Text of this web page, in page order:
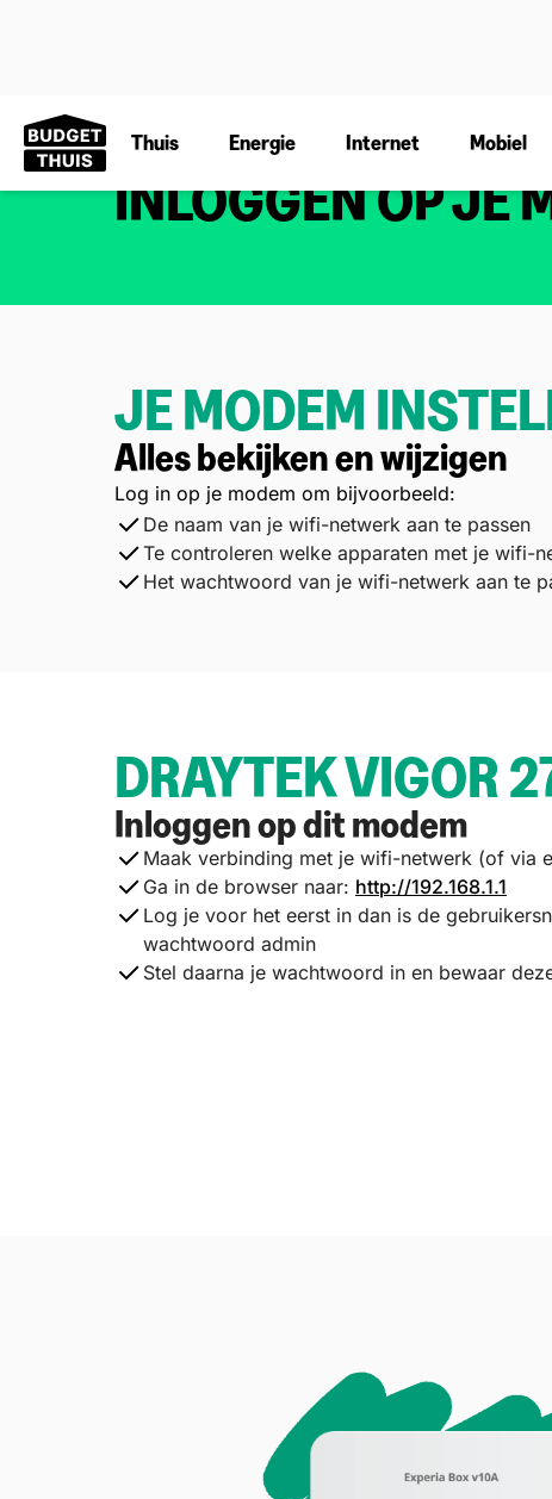
Thuis Energie Internet Mobiel
INLOGGEN OP JE
JE MODEM
Alles bekijken en wijzigen
Log in op je modem om bijvoorbeeld:
De naam van je wifi-netwerk aan te passen
Te controleren welke apparaten met je wifi-
Het wachtwoord van je wifi-netwerk aan te
DRAYTEK VIGOR
Inloggen op dit modem
Maak verbinding met je wifi-netwerk (of via
Ga in de browser naar: http://192.168.1.1
Log je voor het eerst in dan is de
wachtwoord admin
Stel daarna je wachtwoord in en bewaar